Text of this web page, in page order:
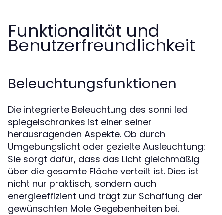
Funktionalität und
Benutzerfreundlichkeit
Beleuchtungsfunktionen
Die integrierte Beleuchtung des sonni led
spiegelschrankes ist einer seiner
herausragenden Aspekte. Ob durch
Umgebungslicht oder gezielte Ausleuchtung:
Sie sorgt dafür, dass das Licht gleichmäßig
über die gesamte Fläche verteilt ist. Dies ist
nicht nur praktisch, sondern auch
energieeffizient und trägt zur Schaffung der
gewünschten Mole Gegebenheiten bei.